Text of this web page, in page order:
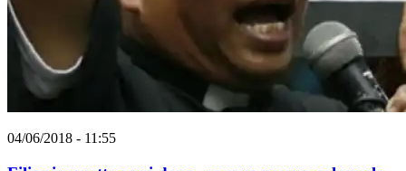
04/06/2018 - 11:55